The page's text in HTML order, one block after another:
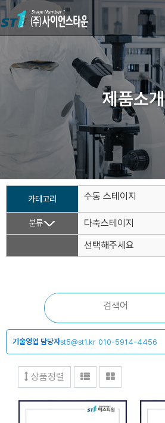
제품소개
카테고리 수동 스테이지
분류
다축스테이지
선택해주세요
기술영업 담당자st5@st1.kr 010-5914-4456
상품정렬